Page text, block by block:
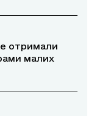
отримали
малих